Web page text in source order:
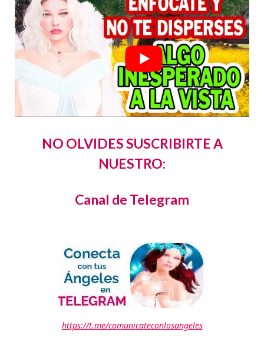
NO OLVIDES SUSCRIBIRTE A
NUESTRO:
Canal de Telegram
https://t.me/comunicateconlosangeles